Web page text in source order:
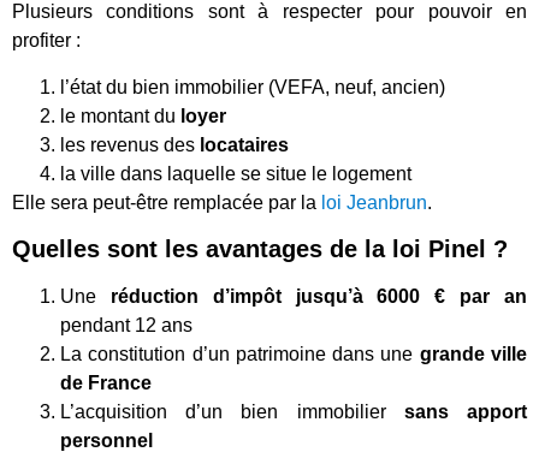
Plusieurs conditions sont à respecter pour pouvoir en
profiter :
l’état du bien immobilier (VEFA, neuf, ancien)
le montant du loyer
les revenus des locataires
la ville dans laquelle se situe le logement
Elle sera peut-être remplacée par la loi Jeanbrun.
Quelles sont les avantages de la loi Pinel ?
Une réduction d’impôt jusqu’à 6000 € par an
pendant 12 ans
La constitution d’un patrimoine dans une grande ville
de France
L’acquisition d’un bien immobilier sans apport
personnel